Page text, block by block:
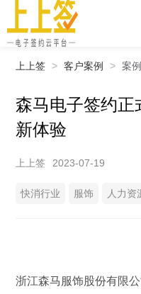
上上签 > 客户案例 > 案
森马电子签约正
新体验
上上签 2023-07-19
快消行业 服饰 人力资
浙江森马服饰股份有限